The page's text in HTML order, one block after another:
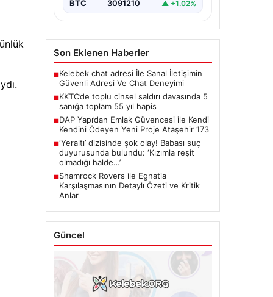
BTC 3091210 ▲ +1.02%
Son Eklenen Haberler
■Kelebek chat adresi İle Sanal İletişimin
Güvenli Adresi Ve Chat Deneyimi
■KKTC’de toplu cinsel saldırı davasında 5
sanığa toplam 55 yıl hapis
■DAP Yapı’dan Emlak Güvencesi ile Kendi
Kendini Ödeyen Yeni Proje Ataşehir 173
■‘Yeraltı’ dizisinde şok olay! Babası suç
duyurusunda bulundu: ‘Kızımla reşit
olmadığı halde…’
■Shamrock Rovers ile Egnatia
Karşılaşmasının Detaylı Özeti ve Kritik
Anlar
Güncel